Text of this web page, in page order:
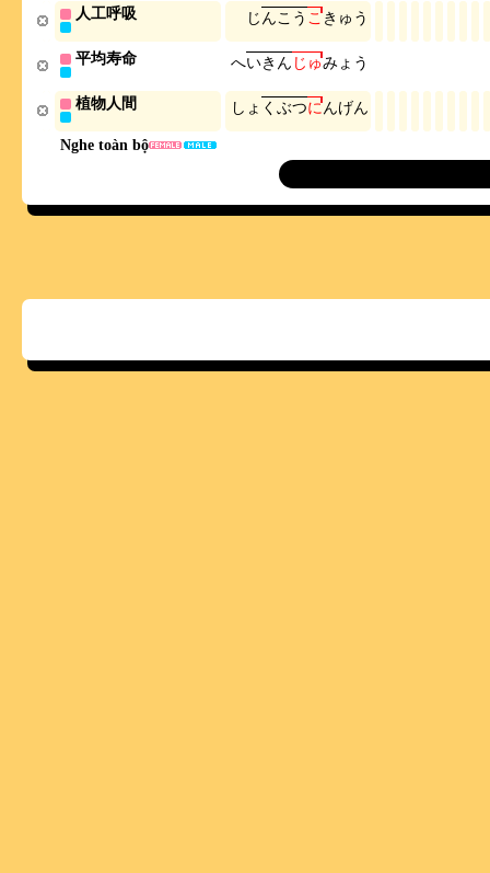
Nghe toàn bộ
人工呼吸 じ んこ う こき ゅ う
平均寿命 へいき ん じ ゅみ ょ う
植物人間 し ょ く ぶつにんげん